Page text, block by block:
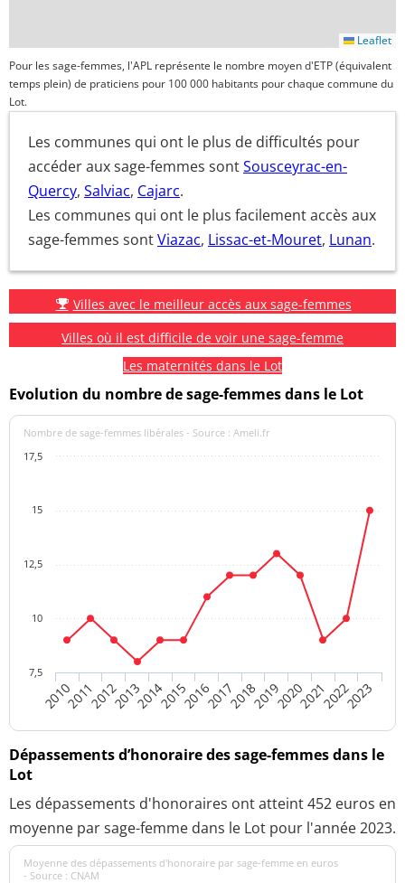
Leaflet
Pour les sage-femmes, l'APL représente le nombre moyen d'ETP (équivalent
temps plein) de praticiens pour 100 000 habitants pour chaque commune du
Lot.
Les communes qui ont le plus de difficultés pour
accéder aux sage-femmes sontSousceyrac-en-
Quercy, Salviac, Cajarc.
Les communes qui ont le plus facilement accès aux
sage-femmes sontViazac, Lissac-et-Mouret, Lunan.
Villes avec le meilleur accès aux sage-femmes
Villes où il est difficile de voir une sage-femme
Les maternités dans le Lot
Evolution du nombre de sage-femmes dans le Lot
Nombre de sage-femmes libérales - Source : Ameli.fr
20102011201220132014201520162017201820192020202120222023
10
7,5
12,5
15
17,5
Dépassements d’honoraire des sage-femmes dans le
Lot
Les dépassements d'honoraires ont atteint 452 euros en
moyenne par sage-femme dans le Lot pour l'année 2023.
Moyenne des dépassements d'honoraire par sage-femme en euros
- Source : CNAM